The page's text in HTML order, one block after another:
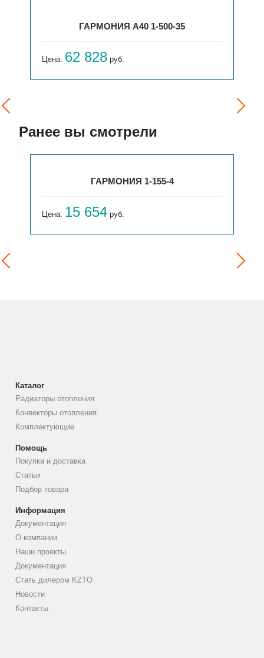
ГАРМОНИЯ А40 1-500-35
Цена: 62 828 руб.
Ранее вы смотрели
ГАРМОНИЯ 1-155-4
Цена: 15 654 руб.
Каталог
Радиаторы отопления
Конвекторы отопления
Комплектующие
Помощь
Покупка и доставка
Статьи
Подбор товара
Информация
Документация
О компании
Наши проекты
Документация
Стать дилером KZTO
Новости
Контакты